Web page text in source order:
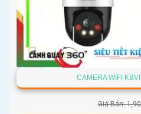
CAMERA WIFI
Giá Bán: